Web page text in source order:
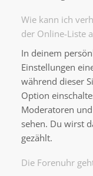
Wie kann ich
der Online-Liste
In deinem
Einstellungen
während dieser
Option
Moderatoren
sehen. Du wirst
gezählt.
Die Forenuhr